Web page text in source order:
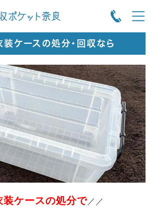
装ケースの処分・回収なら
装ケースの処分で／／